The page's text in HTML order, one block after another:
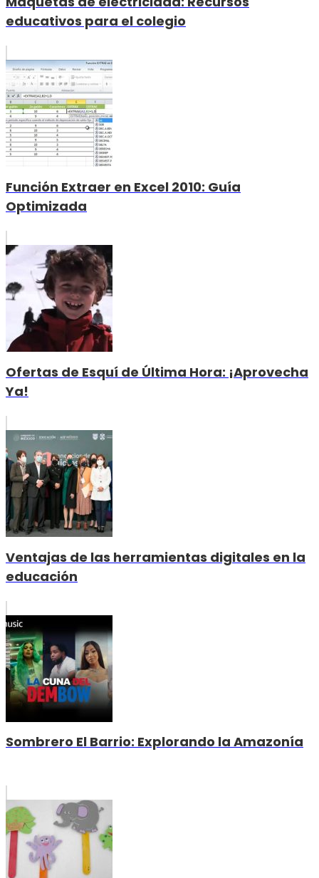
educativos para el colegio
Función Extraer en Excel 2010: Guía
Optimizada
Ofertas de Esquí de Última Hora: ¡Aprovecha
Ya!
Ventajas de las herramientas digitales en la
educación
Sombrero El Barrio: Explorando la Amazonía